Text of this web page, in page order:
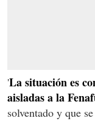
'La situación es
aisladas a la
solventado y que